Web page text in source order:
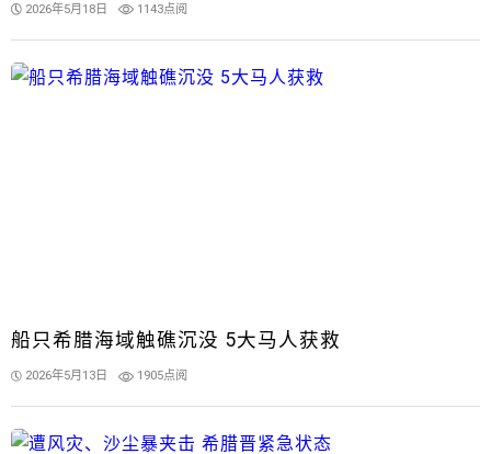
2026年5月18日 1143点阅
船只希腊海域触礁沉没 5大马人获救
2026年5月13日 1905点阅